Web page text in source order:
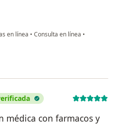
en línea • Consulta en línea •
médica con farmacos y